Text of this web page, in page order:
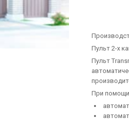
Пульт 2-х
Пульт
При помощи